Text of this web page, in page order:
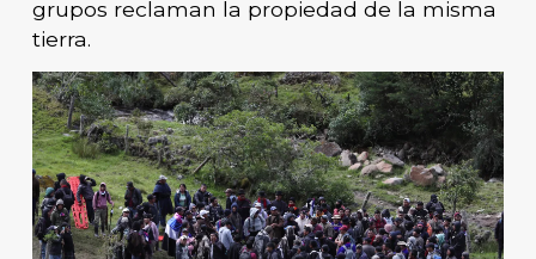
grupos reclaman la propiedad de la misma
tierra.